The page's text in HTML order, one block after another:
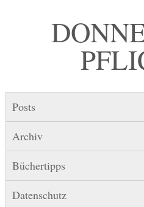
Posts
Archiv
Büchertipps
Datenschutz